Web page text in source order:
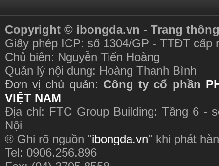
Copyright © ibongda.vn - Trang
Giấy phép ICP: số 1304/GP - TTĐT cấp
Chủ biên: Nguyễn Tiến Hoàng
Quản lý nội dung: Hoàng Thanh Bình
Đơn vị chủ quản: Công ty cổ phần
VIỆT NAM
Địa chỉ: FTC Group Building: Tầng 6 -
Nội
® Ghi rõ nguồn "ibongda.vn" khi phát
Tel: 0906.256.896